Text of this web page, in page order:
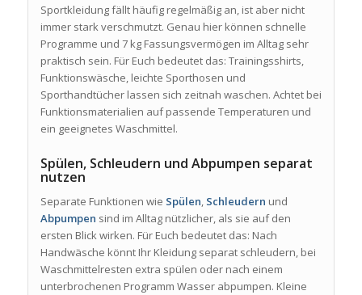
Sportkleidung fällt häufig regelmäßig an, ist aber nicht
immer stark verschmutzt. Genau hier können schnelle
Programme und 7 kg Fassungsvermögen im Alltag sehr
praktisch sein. Für Euch bedeutet das: Trainingsshirts,
Funktionswäsche, leichte Sporthosen und
Sporthandtücher lassen sich zeitnah waschen. Achtet bei
Funktionsmaterialien auf passende Temperaturen und
ein geeignetes Waschmittel.
Spülen, Schleudern und Abpumpen separat
nutzen
Separate Funktionen wie Spülen, Schleudern und
Abpumpen sind im Alltag nützlicher, als sie auf den
ersten Blick wirken. Für Euch bedeutet das: Nach
Handwäsche könnt Ihr Kleidung separat schleudern, bei
Waschmittelresten extra spülen oder nach einem
unterbrochenen Programm Wasser abpumpen. Kleine